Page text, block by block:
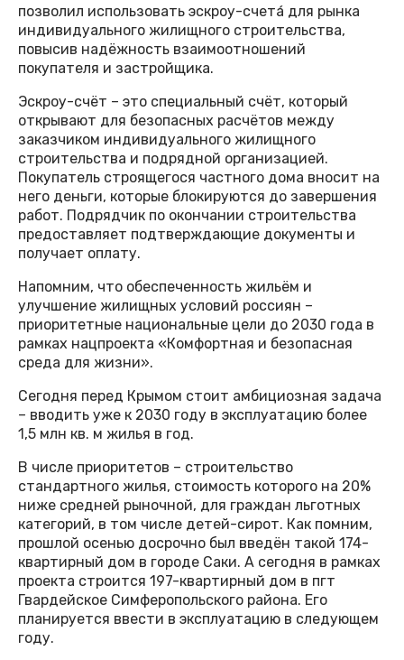
позволил использовать эскроу-счета́ для рынка
индивидуального жилищного строительства,
повысив надёжность взаимоотношений
покупателя и застройщика.
Эскроу-счёт – это специальный счёт, который
открывают для безопасных расчётов между
заказчиком индивидуального жилищного
строительства и подрядной организацией.
Покупатель строящегося частного дома вносит на
него деньги, которые блокируются до завершения
работ. Подрядчик по окончании строительства
предоставляет подтверждающие документы и
получает оплату.
Напомним, что обеспеченность жильём и
улучшение жилищных условий россиян –
приоритетные национальные цели до 2030 года в
рамках нацпроекта «Комфортная и безопасная
среда для жизни».
Сегодня перед Крымом стоит амбициозная задача
– вводить уже к 2030 году в эксплуатацию более
1,5 млн кв. м жилья в год.
В числе приоритетов – строительство
стандартного жилья, стоимость которого на 20%
ниже средней рыночной, для граждан льготных
категорий, в том числе детей-сирот. Как помним,
прошлой осенью досрочно был введён такой 174-
квартирный дом в городе Саки. А сегодня в рамках
проекта строится 197-квартирный дом в пгт
Гвардейское Симферопольского района. Его
планируется ввести в эксплуатацию в следующем
году.